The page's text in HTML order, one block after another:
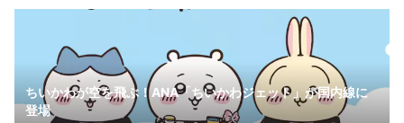
ちいかわが空を飛ぶ！ANA「ちいかわジェット」が国内線に
登場